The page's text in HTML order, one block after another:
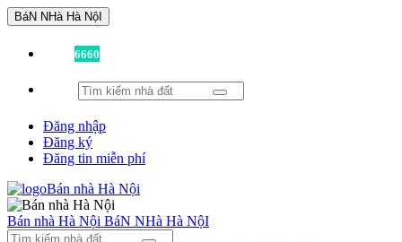
BáN NHà Hà NộI
6660
Đăng nhập
Đăng ký
Đăng tin miễn phí
Bán nhà Hà Nội BáN NHà Hà NộI